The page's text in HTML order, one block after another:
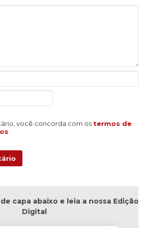
você concorda com os termos de
capa abaixo e leia a nossa Edição
Digital